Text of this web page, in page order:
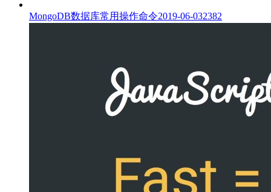
MongoDB数据库常用操作命令2019-06-032382